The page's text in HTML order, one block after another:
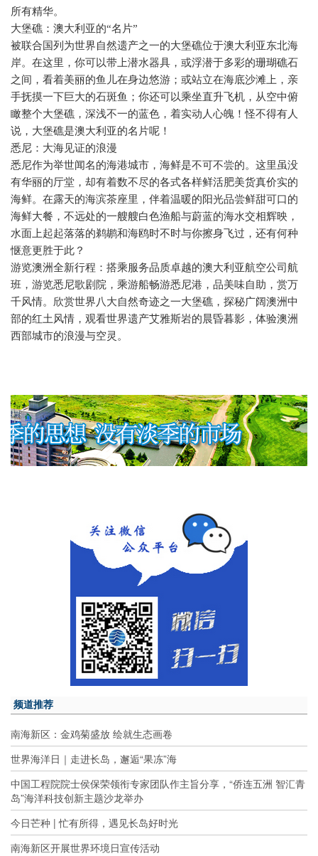
所有精华。
大堡礁：澳大利亚的“名片”
被联合国列为世界自然遗产之一的大堡礁位于澳大利亚东北海
岸。在这里，你可以带上潜水器具，或浮潜于多彩的珊瑚礁石
之间，看着美丽的鱼儿在身边悠游；或站立在海底沙滩上，亲
手抚摸一下巨大的石斑鱼；你还可以乘坐直升飞机，从空中俯
瞰整个大堡礁，深浅不一的蓝色，着实动人心魄！怪不得有人
说，大堡礁是澳大利亚的名片呢！
悉尼：大海见证的浪漫
悉尼作为举世闻名的海港城市，海鲜是不可不尝的。这里虽没
有华丽的厅堂，却有着数不尽的各式各样鲜活肥美货真价实的
海鲜。在露天的海滨茶座里，伴着温暖的阳光品尝鲜甜可口的
海鲜大餐，不远处的一艘艘白色渔船与蔚蓝的海水交相辉映，
水面上起起落落的鹈鹕和海鸥时不时与你擦身飞过，还有何种
惬意更胜于此？
游览澳洲全新行程：搭乘服务品质卓越的澳大利亚航空公司航
班，游览悉尼歌剧院，乘游船畅游悉尼港，品美味自助，赏万
千风情。欣赏世界八大自然奇迹之一大堡礁，探秘广阔澳洲中
部的红土风情，观看世界遗产艾雅斯岩的晨昏暮影，体验澳洲
西部城市的浪漫与空灵。
频道推荐
南海新区：金鸡菊盛放 绘就生态画卷
世界海洋日｜走进长岛，邂逅“果冻”海
中国工程院院士侯保荣领衔专家团队作主旨分享，“侨连五洲 智汇青
岛”海洋科技创新主题沙龙举办
今日芒种 | 忙有所得，遇见长岛好时光
南海新区开展世界环境日宣传活动